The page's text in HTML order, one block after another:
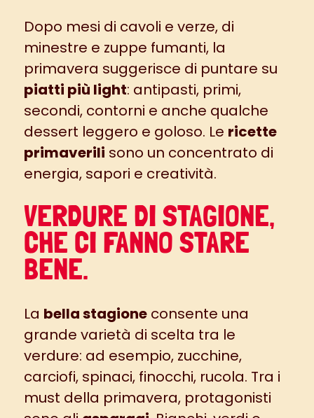
Dopo mesi di cavoli e verze, di
minestre e zuppe fumanti, la
primavera suggerisce di puntare su
piatti più light: antipasti, primi,
secondi, contorni e anche qualche
dessert leggero e goloso. Le ricette
primaverili sono un concentrato di
energia, sapori e creatività.
VERDURE DI STAGIONE,
CHE CI FANNO STARE
BENE.
La bella stagioneconsente una
grande varietà di scelta tra le
verdure: ad esempio, zucchine,
carciofi, spinaci, finocchi, rucola. Tra i
must della primavera, protagonisti